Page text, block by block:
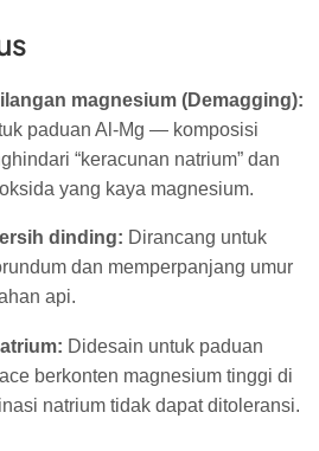
magnesium (Demagging):
paduan Al-Mg — komposisi
“keracunan natrium” dan
yang kaya magnesium.
dinding: Dirancang untuk
dan memperpanjang umur
api.
Didesain untuk paduan
berkonten magnesium tinggi di
natrium tidak dapat ditoleransi.